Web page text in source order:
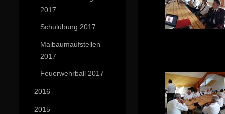
2017
Schulübung 2017
Maibaumaufstellen
2017
Feuerwehrball 2017
2016
2015